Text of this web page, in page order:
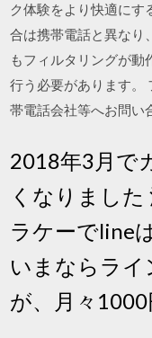
ク体験をより快適にす
合は携帯電話と異なり
もフィルタリングが動
行う必要があります。
帯電話会社等へお問い
2018年3月で
くなりまし
ラケーでline
いまならライ
が、月々